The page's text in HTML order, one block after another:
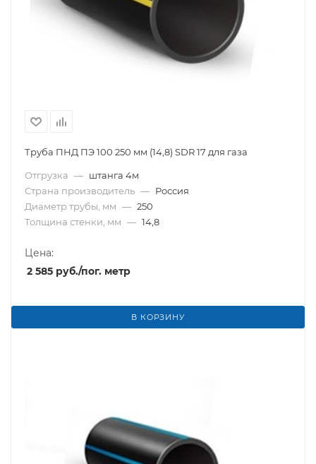
Труба ПНД ПЭ 100 250 мм (14,8) SDR 17 для газа
Отгрузка — штанга 4м
Страна производитель — Россия
Диаметр трубы, мм — 250
Толщина стенки, мм — 14,8
Цена:
2 585 руб./пог. метр
В КОРЗИНУ